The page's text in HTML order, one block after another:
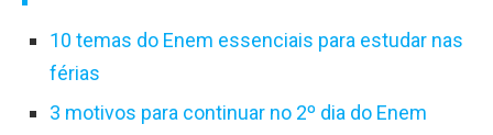
10 temas do Enem essenciais para estudar nas
férias
3 motivos para continuar no 2º dia do Enem